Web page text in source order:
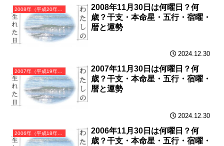
2008年（平成20年）戊子（つちのえね）・子年（ねずみ年）カレンダー（月曜はじまり）
2008年11月30日は何曜日？何
歳？干支・本命星・五行・宿曜・
暦と運勢
2024.12.30
2007年（平成19年）丁亥（ひのとい）・亥年（いのしし年）カレンダー（月曜はじまり）
2007年11月30日は何曜日？何
歳？干支・本命星・五行・宿曜・
暦と運勢
2024.12.30
2006年（平成18年）丙戌（ひのえいぬ）・戌年（いぬ年）カレンダー（月曜はじまり）
2006年11月30日は何曜日？何
歳？干支・本命星・五行・宿曜・